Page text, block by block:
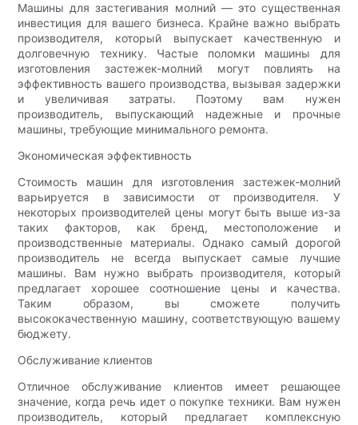
Машины для застегивания молний — это существенная
инвестиция для вашего бизнеса. Крайне важно выбрать
производителя, который выпускает качественную и
долговечную технику. Частые поломки машины для
изготовления застежек-молний могут повлиять на
эффективность вашего производства, вызывая задержки
и увеличивая затраты. Поэтому вам нужен
производитель, выпускающий надежные и прочные
машины, требующие минимального ремонта.
Экономическая эффективность
Стоимость машин для изготовления застежек-молний
варьируется в зависимости от производителя. У
некоторых производителей цены могут быть выше из-за
таких факторов, как бренд, местоположение и
производственные материалы. Однако самый дорогой
производитель не всегда выпускает самые лучшие
машины. Вам нужно выбрать производителя, который
предлагает хорошее соотношение цены и качества.
Таким образом, вы сможете получить
высококачественную машину, соответствующую вашему
бюджету.
Обслуживание клиентов
Отличное обслуживание клиентов имеет решающее
значение, когда речь идет о покупке техники. Вам нужен
производитель, который предлагает комплексную